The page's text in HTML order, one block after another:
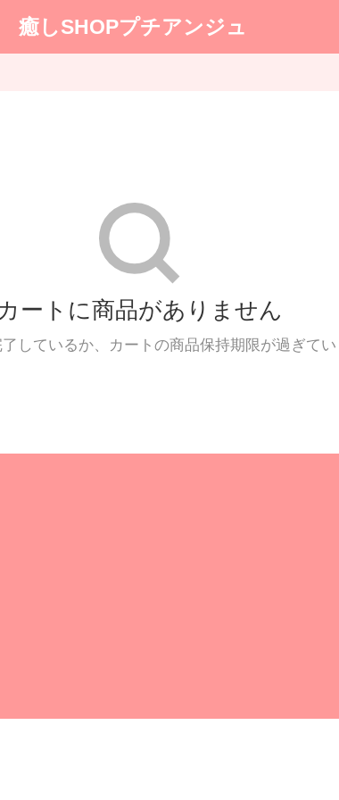
癒しSHOPプチアンジュ
カートに商品がありません
しているか、カートの商品保持期限が過ぎて